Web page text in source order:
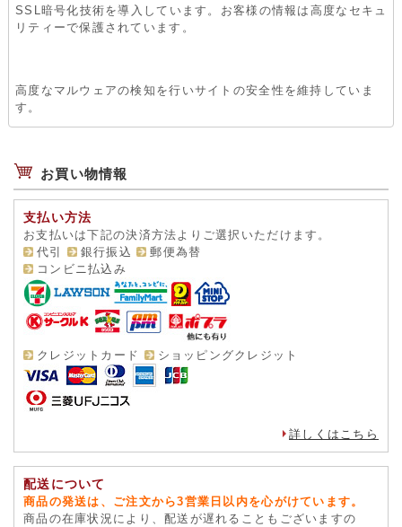
SSL暗号化技術を導入しています。お客様の情報は高度なセキュ
リティーで保護されています。
高度なマルウェアの検知を行いサイトの安全性を維持していま
す。
お買い物情報
支払い方法
お支払いは下記の決済方法よりご選択いただけます。
代引
銀行振込
郵便為替
コンビニ払込み
クレジットカード ショッピングクレジット
詳しくはこちら
配送について
商品の発送は、ご注文から3営業日以内を心がけています。
商品の在庫状況により、配送が遅れることもございますの